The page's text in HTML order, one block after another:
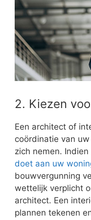
2. Kiezen
Een architect of
coördinatie van
zich nemen. Indien
doet aan uw
bouwvergunning
wettelijk verplicht
architect. Een
plannen tekenen